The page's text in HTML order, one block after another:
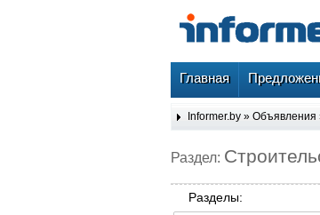
Главная
Informer.by » Объявления
Раздел:
Разделы: